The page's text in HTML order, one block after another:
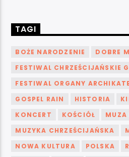
TAGI
BOŻE NARODZENIE DOBRE
FESTIWAL CHRZEŚCIJAŃSKIE
FESTIWAL ORGANY
GOSPEL RAIN
HISTORIA
KONCERT
KOŚCIÓŁ MUZA
MUZYKA CHRZEŚCIJAŃSKA
NOWA KULTURA
POLSKA